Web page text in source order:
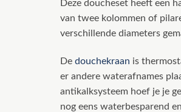
Deze doucheset heeft een
van twee kolommen of
verschillende diameters
De douchekraan is
er andere waterafnames
antikalksysteem hoef je je
nog eens waterbesparend